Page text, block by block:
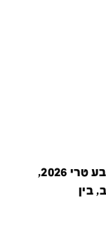
קטלוג זה מציג את כל משתתפי יריד צבע טרי 2026,
בין